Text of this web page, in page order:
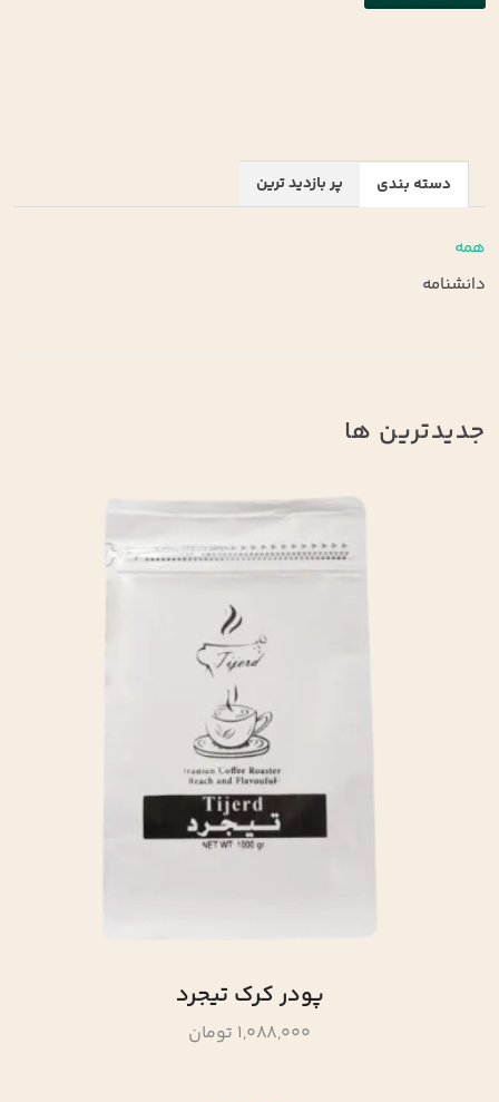
دسته بندی پر بازدید ترین
همه
دانشنامه
جدیدترین ها
پودر کرک تیجرد
1,088,000 تومان